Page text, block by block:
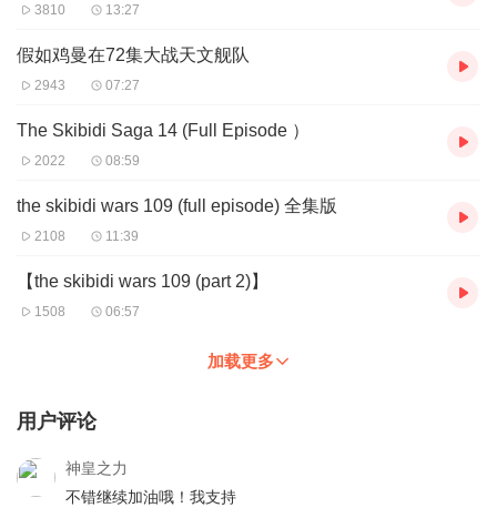
3810 13:27
假如鸡曼在72集大战天文舰队
2943 07:27
The Skibidi Saga 14 (Full Episode ）
2022 08:59
the skibidi wars 109 (full episode) 全集版
2108 11:39
【the skibidi wars 109 (part 2)】
1508 06:57
加载更多
用户评论
神皇之力
不错继续加油哦！我支持